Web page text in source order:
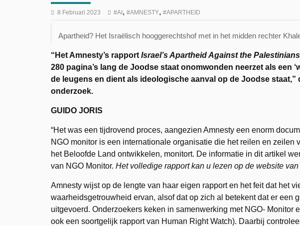
8 Februari 2023 AI, AMNESTY, APARTHEID
Apartheid? Het Israëlisch hooggerechtshof met in het midden rechter
“Het Amnesty’s rapport Israel’s Apartheid Against the Palestinians
280 pagina’s lang de Joodse staat onomwonden neerzet als een
de leugens en dient als ideologische aanval op de Joodse staat,”
onderzoek.
GUIDO JORIS
“Het was een tijdrovend proces, aangezien Amnesty een enorm
NGO monitor is een internationale organisatie die het reilen en zeilen
het Beloofde Land ontwikkelen, monitort. De informatie in dit artikel
van NGO Monitor. Het volledige rapport kan u lezen op de website van
Amnesty wijst op de lengte van haar eigen rapport en het feit dat het
waarheidsgetrouwheid ervan, alsof dat op zich al betekent dat er een
uitgevoerd. Onderzoekers keken in samenwerking met NGO- Monitor
ook een soortgelijk rapport van Human Right Watch). Daarbij